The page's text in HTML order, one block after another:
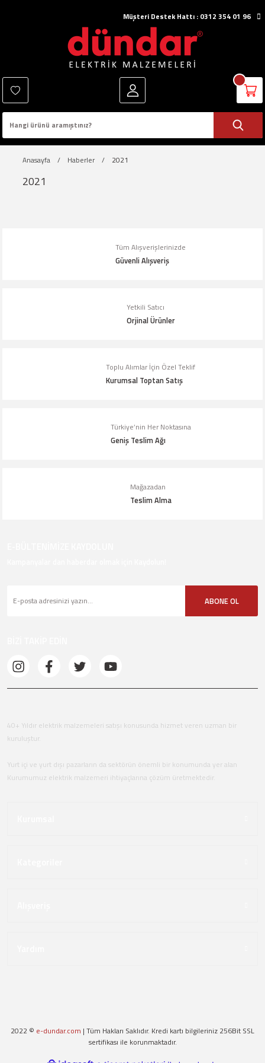
Müşteri Destek Hattı : 0312 354 01 96
Anasayfa Haberler 2021
2021
Tüm Alışverişlerinizde
Güvenli Alışveriş
Yetkili Satıcı
Orjinal Ürünler
Toplu Alımlar İçin Özel Teklif
Kurumsal Toptan Satış
Türkiye’nin Her Noktasına
Geniş Teslim Ağı
Mağazadan
Teslim Alma
ABONE OL
40+ Yıldır elektrik malzemeleri satışı konusunda hizmet veren uzman bir
kuruluştur.
Yurt içi ve yurt dışı pazarların da sektörün önemli bir konumunda yer alan
Kurumumuz elektrik malzemeri ihtiyaçlarına çözüm üretmektedir.
2022 © e-dundar.com | Tüm Hakları Saklıdır. Kredi kartı bilgileriniz 256Bit SSL
sertifikası ile korunmaktadır.